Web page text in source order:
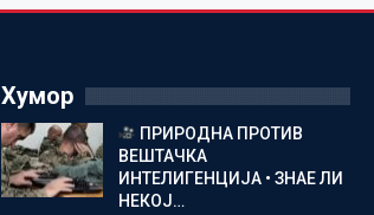
Хумор
ПРИРОДНА ПРОТИВ
ВЕШТАЧКА
ИНТЕЛИГЕНЦИЈА • ЗНАЕ ЛИ
НЕКОЈ…